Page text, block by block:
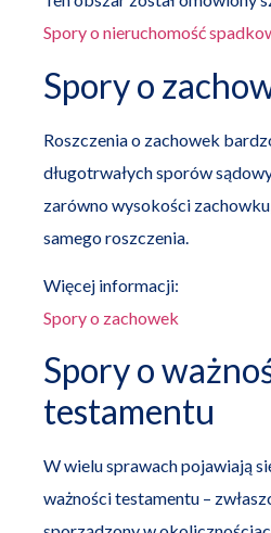
Spory o nieruchomość
Spory o
Roszczenia o zachowek
długotrwałych sporów
zarówno wysokości
samego roszczenia.
Więcej informacji:
Spory o zachowek
Spory o
testamentu
W wielu sprawach pojawiają
ważności testamentu –